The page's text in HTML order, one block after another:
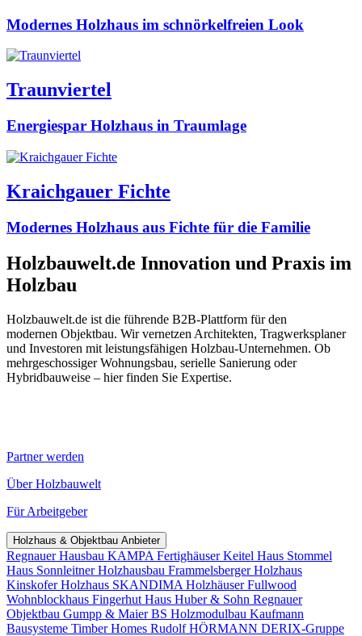
Modernes Holzhaus im schnörkelfreien Look
Traunviertel
Energiespar Holzhaus in Traumlage
Kraichgauer Fichte
Modernes Holzhaus aus Fichte für die Familie
Holzbauwelt.de Innovation und Praxis im
Holzbau
Holzbauwelt.de ist die führende B2B-Plattform für den
modernen Objektbau. Wir vernetzen Architekten, Tragwerksplaner
und Investoren mit leistungsfähigen Holzbau-Unternehmen. Ob
mehrgeschossiger Wohnungsbau, serielle Sanierung oder
Hybridbauweise – hier finden Sie Expertise.
Partner werden
Über Holzbauwelt
Für Arbeitgeber
Holzhaus & Objektbau Anbieter
Regnauer Hausbau KAMPA FertighäuserKeitel Haus Stommel
Haus Sonnleitner Holzhausbau Frammelsberger Holzhaus
Kinskofer Holzhaus SKANDIMA HolzhäuserFullwood
Wohnblockhaus Fingerhut Haus Huber & Sohn Regnauer
Objektbau Gumpp & MaierBS Holzmodulbau Kaufmann
Bausysteme Timber Homes Rudolf HÖRMANN DERIX-Gruppe